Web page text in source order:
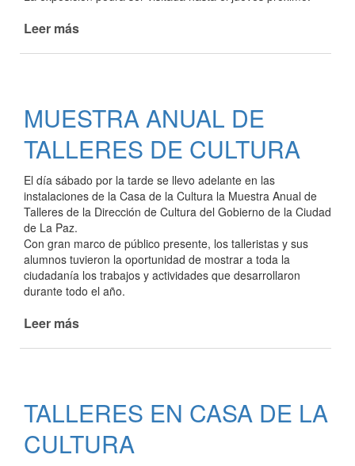
Leer más
ARREGLOS
NAVIDEÑOS
MUESTRA ANUAL DE
TALLERES DE CULTURA
El día sábado por la tarde se llevo adelante en las
instalaciones de la Casa de la Cultura la Muestra Anual de
Talleres de la Dirección de Cultura del Gobierno de la Ciudad
de La Paz.
Con gran marco de público presente, los talleristas y sus
alumnos tuvieron la oportunidad de mostrar a toda la
ciudadanía los trabajos y actividades que desarrollaron
durante todo el año.
Leer más
DE
CULTURA
TALLERES EN CASA DE LA
CULTURA